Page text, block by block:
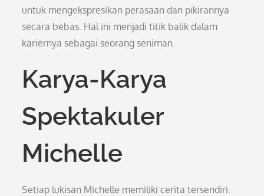
untuk mengekspresikan perasaan dan pikirannya
secara bebas. Hal ini menjadi titik balik dalam
kariernya sebagai seorang seniman.
Karya-Karya
Spektakuler
Michelle
Setiap lukisan Michelle memiliki cerita tersendiri.